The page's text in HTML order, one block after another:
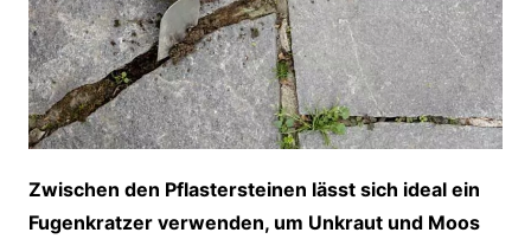
Zwischen den Pflastersteinen lässt sich ideal ein
Fugenkratzer verwenden, um Unkraut und Moos